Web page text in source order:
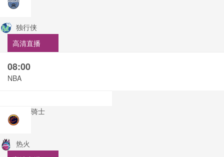
独行侠
高清直播
08:00
NBA
骑士
热火